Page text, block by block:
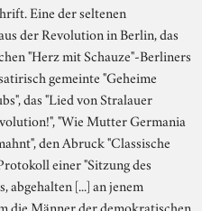
Eine der seltenen
der Revolution in Berlin, das
"Herz mit Schauze"-Berliners
gemeinte "Geheime
das "Lied von Stralauer
"Wie Mutter Germania
den Abruck "Classische
einer "Sitzung des
abgehalten [...] an jenem
die Männer der demokratischen